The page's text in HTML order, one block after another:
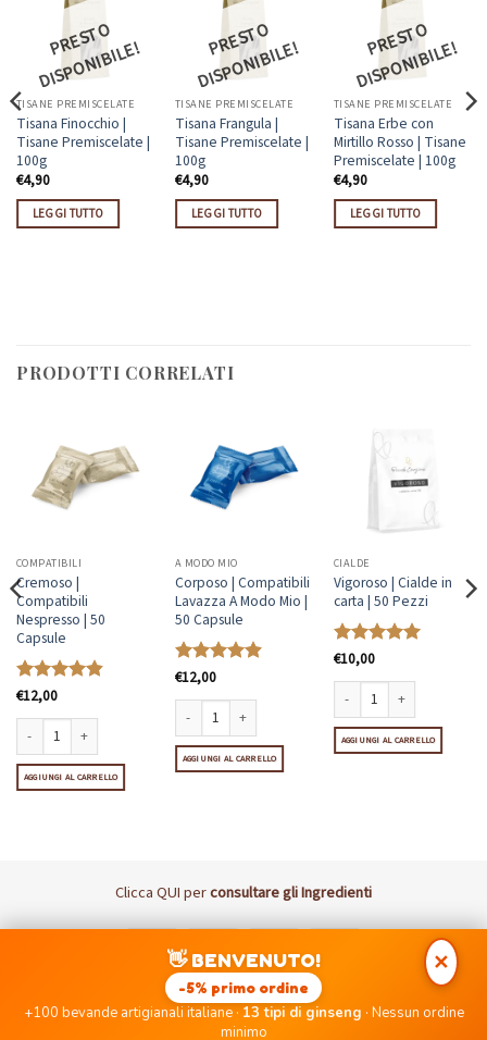
P
R
E
S
T
O
DI
S
P
O
NI
BI
L
E!
TISANE PREMISCELATE
Tisana Finocchio |
Tisane Premiscelate |
100g
€4,90
LEGGI TUTTO
P
R
E
S
T
O
DI
S
P
O
NI
BI
L
E!
TISANE PREMISCELATE
Tisana Frangula |
Tisane Premiscelate |
100g
€4,90
LEGGI TUTTO
P
R
E
S
T
O
DI
S
P
O
NI
BI
L
E!
TISANE PREMISCELATE
Tisana Erbe con
Mirtillo Rosso | Tisane
Premiscelate | 100g
€4,90
LEGGI TUTTO
PRODOTTI CORRELATI
COMPATIBILI
Cremoso |
Compatibili
Nespresso | 50
Capsule
Valutato
€12,00
Cremoso | Compatibili Nespresso | 50 Capsule quantità
AGGIUNGI AL CARRELLO
A MODO MIO
Corposo | Compatibili
Lavazza A Modo Mio |
50 Capsule
Valutato
€12,00
Corposo | Compatibili Lavazza A Modo Mio | 50 Capsule
AGGIUNGI AL CARRELLO
CIALDE
Vigoroso | Cialde in
carta | 50 Pezzi
Valutato
€10,00
Vigoroso | Cialde in carta |
AGGIUNGI AL CARRELLO
Gusto | 48 Capsule quantità
CliccaQUIperconsultare gli Ingredienti
Visa
DISCLAIMER: I Marchi Nespresso, Lavazza, UNO, Nescafè Dolce
Gusto, Coop, Bialetti, Caffitaly non sono di proprietà di PICCOLE
EMOZIONI SRLS né di aziende ad essa collegate.
✕
👋 BENVENUTO!
-5% primo ordine
+100 bevande artigianali italiane · 13 tipi di ginseng · Nessun ordine
minimo